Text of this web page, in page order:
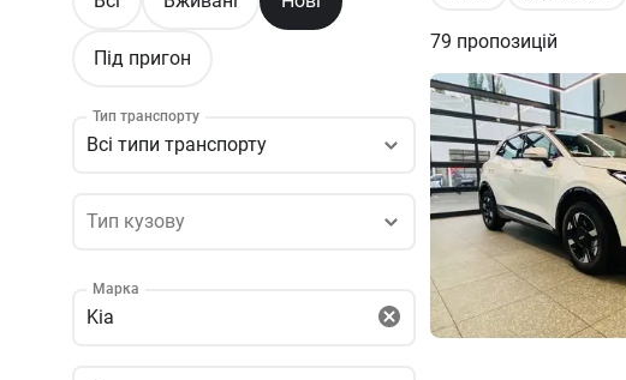
Під пригон
Тип транспорту
Всі типи транспорту
Тип кузову
Тип кузову
Марка
Kia
79 пропозицій